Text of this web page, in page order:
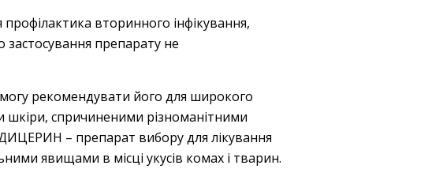
вторинного інфікування,
препарату не
рекомендувати його для широкого
шкіри, спричиненими різноманітними
– препарат вибору для лікування
явищами в місці укусів комах і тварин.